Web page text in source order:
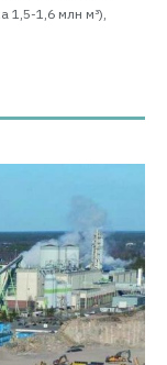
1,5-1,6 млн м³),